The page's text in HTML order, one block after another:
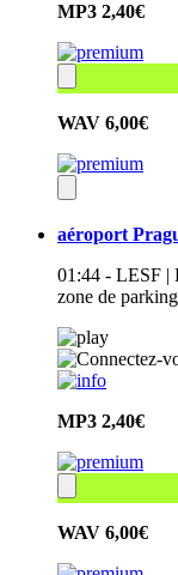
MP3 2,40€
WAV 6,00€
aéroport
01:44 - LESF |
zone de
MP3 2,40€
WAV 6,00€